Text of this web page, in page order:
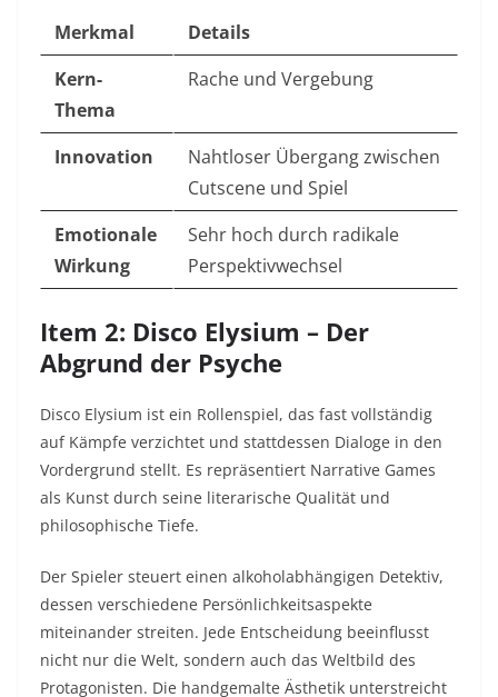
Merkmal
Details
Kern-
Thema
Rache und Vergebung
Innovation
Nahtloser Übergang zwischen
Cutscene und Spiel
Emotionale
Wirkung
Sehr hoch durch radikale
Perspektivwechsel
Item 2: Disco Elysium – Der
Abgrund der Psyche
Disco Elysium ist ein Rollenspiel, das fast vollständig
auf Kämpfe verzichtet und stattdessen Dialoge in den
Vordergrund stellt. Es repräsentiert Narrative Games
als Kunst durch seine literarische Qualität und
philosophische Tiefe.
Der Spieler steuert einen alkoholabhängigen Detektiv,
dessen verschiedene Persönlichkeitsaspekte
miteinander streiten. Jede Entscheidung beeinflusst
nicht nur die Welt, sondern auch das Weltbild des
Protagonisten. Die handgemalte Ästhetik unterstreicht